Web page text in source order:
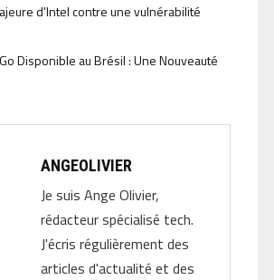
d'Intel contre une vulnérabilité
Disponible au Brésil : Une Nouveauté
ANGEOLIVIER
Je suis Ange Olivier,
rédacteur spécialisé tech.
J'écris régulièrement des
articles d'actualité et des